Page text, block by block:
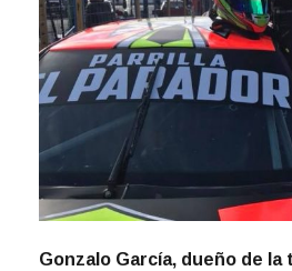
Gonzalo García, dueño de la